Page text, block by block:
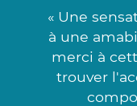
« Une
à une
merci à
trouver